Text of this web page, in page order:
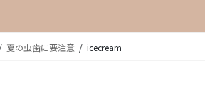
夏の虫歯に要注意 icecream